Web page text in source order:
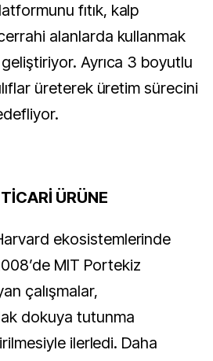
fıtık, kalp
alanlarda kullanmak
Ayrıca 3 boyutlu
üreterek üretim sürecini
ÜRÜNE
ekosistemlerinde
MIT Portekiz
çalışmalar,
dokuya tutunma
ilerledi. Daha